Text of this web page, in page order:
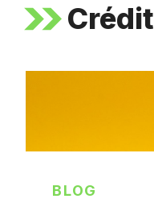
Crédit
BLOG